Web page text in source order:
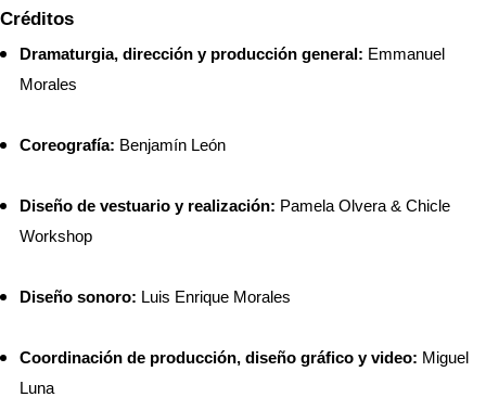
Créditos
Dramaturgia, dirección y producción general: Emmanuel
Morales
Coreografía: Benjamín León
Diseño de vestuario y realización: Pamela Olvera & Chicle
Workshop
Diseño sonoro: Luis Enrique Morales
Coordinación de producción, diseño gráfico y video: Miguel
Luna